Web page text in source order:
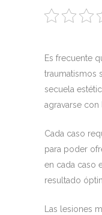
Es frecuente
traumatismos
secuela
agravarse con
Cada caso
para poder
en cada caso
resultado
Las lesiones